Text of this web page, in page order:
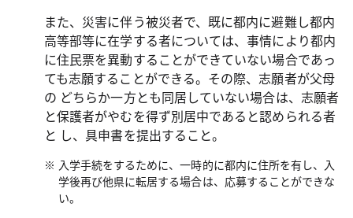
また、災害に伴う被災者で、既に都内に避難し都内
高等部等に在学する者については、事情により都内
に住民票を異動することができていない場合であっ
ても志願することができる。その際、志願者が父母
の どちらか一方とも同居していない場合は、志願者
と保護者がやむを得ず別居中であると認められる者
と し、具申書を提出すること。
入学手続をするために、一時的に都内に住所を有し、入
学後再び他県に転居する場合は、応募することができな
い。